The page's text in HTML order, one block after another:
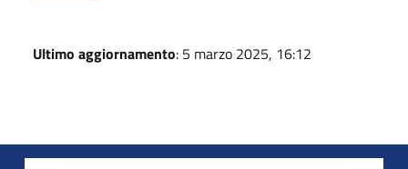
Ultimo aggiornamento: 5 marzo 2025, 16:12